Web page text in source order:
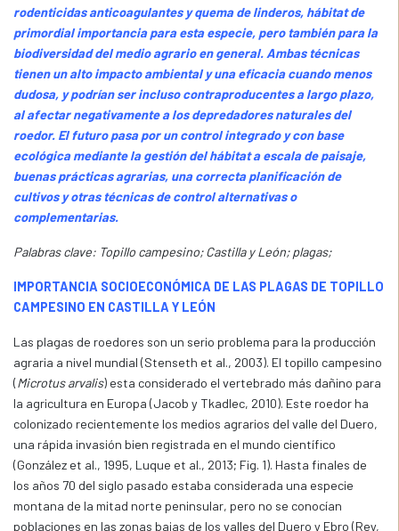
rodenticidas anticoagulantes y quema de linderos, hábitat de
primordial importancia para esta especie, pero también para la
biodiversidad del medio agrario en general. Ambas técnicas
tienen un alto impacto ambiental y una eficacia cuando menos
dudosa, y podrían ser incluso contraproducentes a largo plazo,
al afectar negativamente a los depredadores naturales del
roedor. El futuro pasa por un control integrado y con base
ecológica mediante la gestión del hábitat a escala de paisaje,
buenas prácticas agrarias, una correcta planificación de
cultivos y otras técnicas de control alternativas o
complementarias.
Palabras clave: Topillo campesino; Castilla y León; plagas;
IMPORTANCIA SOCIOECONÓMICA DE LAS PLAGAS DE TOPILLO
CAMPESINO EN CASTILLA Y LEÓN
Las plagas de roedores son un serio problema para la producción
agraria a nivel mundial (Stenseth et al., 2003). El topillo campesino
(Microtus arvalis) esta considerado el vertebrado más dañino para
la agricultura en Europa (Jacob y Tkadlec, 2010). Este roedor ha
colonizado recientemente los medios agrarios del valle del Duero,
una rápida invasión bien registrada en el mundo científico
(González et al., 1995, Luque et al., 2013; Fig. 1). Hasta finales de
los años 70 del siglo pasado estaba considerada una especie
montana de la mitad norte peninsular, pero no se conocían
poblaciones en las zonas bajas de los valles del Duero y Ebro (Rey,